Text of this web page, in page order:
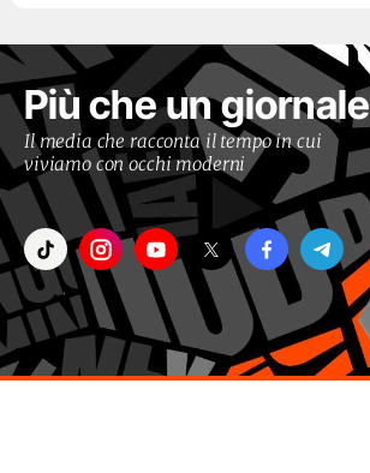
Più che un giornale
Il media che racconta il tempo in cui
viviamo con occhi moderni